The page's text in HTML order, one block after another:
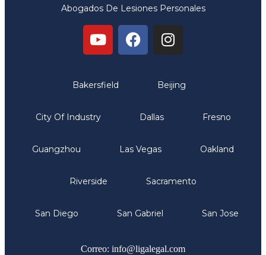
Abogados De Lesiones Personales
Bakersfield Beijing
City Of Industry Dallas Fresno
Guangzhou Las Vegas Oakland
Riverside Sacramento
San Diego San Gabriel San Jose
Correo: info@ligalegal.com